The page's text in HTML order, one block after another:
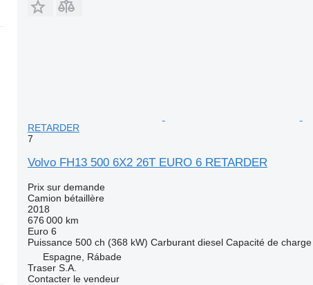
RETARDER
7
Volvo FH13 500 6X2 26T EURO 6 RETARDER
Prix sur demande
Camion bétaillère
2018
676 000 km
Euro 6
Puissance 500 ch (368 kW) Carburant diesel Capacité de charge
Espagne, Rábade
Traser S.A.
Contacter le vendeur